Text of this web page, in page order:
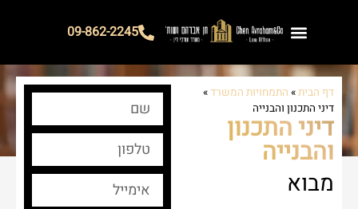
09-862-2245
דף הבית» התמחויות המשרד»
דיני התכנון והבנייה
דיני התכנון
והבנייה
מבוא